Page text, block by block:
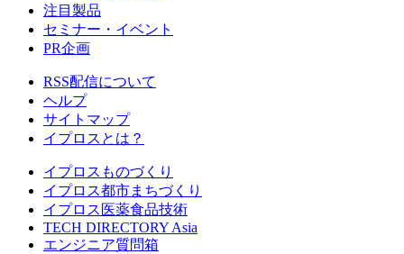
注目製品
セミナー・イベント
PR企画
RSS配信について
ヘルプ
サイトマップ
イプロスとは？
イプロスものづくり
イプロス都市まちづくり
イプロス医薬食品技術
TECH DIRECTORY Asia
エンジニア質問箱